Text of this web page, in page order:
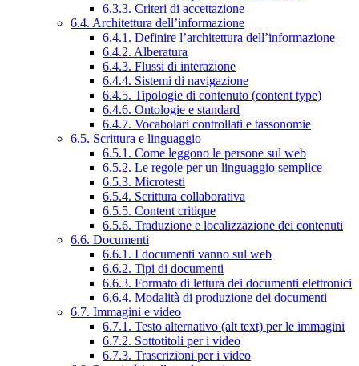
6.3.3. Criteri di accettazione
6.4. Architettura dell’informazione
6.4.1. Definire l’architettura dell’informazione
6.4.2. Alberatura
6.4.3. Flussi di interazione
6.4.4. Sistemi di navigazione
6.4.5. Tipologie di contenuto (content type)
6.4.6. Ontologie e standard
6.4.7. Vocabolari controllati e tassonomie
6.5. Scrittura e linguaggio
6.5.1. Come leggono le persone sul web
6.5.2. Le regole per un linguaggio semplice
6.5.3. Microtesti
6.5.4. Scrittura collaborativa
6.5.5. Content critique
6.5.6. Traduzione e localizzazione dei contenuti
6.6. Documenti
6.6.1. I documenti vanno sul web
6.6.2. Tipi di documenti
6.6.3. Formato di lettura dei documenti elettronici
6.6.4. Modalità di produzione dei documenti
6.7. Immagini e video
6.7.1. Testo alternativo (alt text) per le immagini
6.7.2. Sottotitoli per i video
6.7.3. Trascrizioni per i video